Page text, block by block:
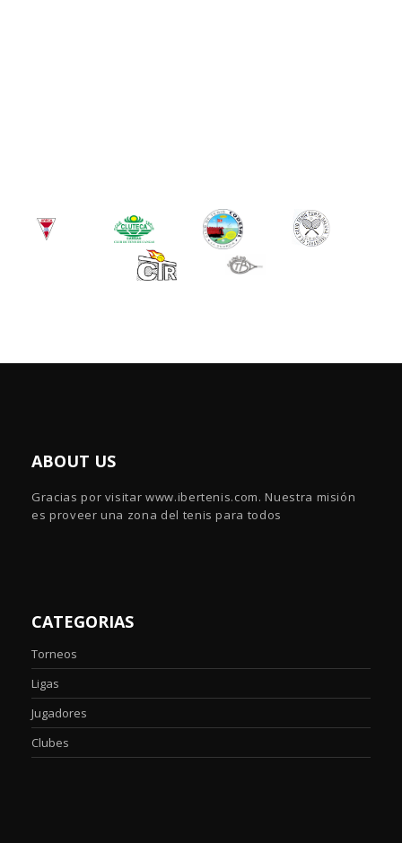
ABOUT US
Gracias por visitar www.ibertenis.com. Nuestra misión
es proveer una zona del tenis para todos
CATEGORIAS
Torneos
Ligas
Jugadores
Clubes